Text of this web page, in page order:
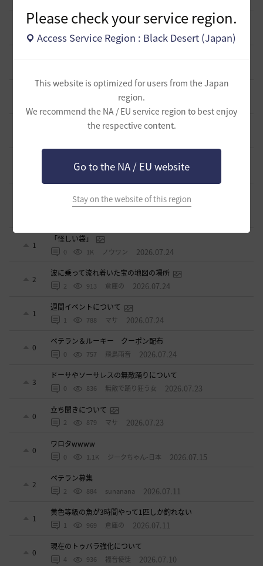
Please check your service region.
Access Service Region : Black Desert (Japan)
This website is optimized for users from the Japan
region.
We recommend the NA / EU service region to best enjoy
the respective content.
Go to the NA / EU website
Stay on the website of this region
そんなこと知ってらぁ…なこと？
0 286 ノウワン 1 日前
0
取引所の購入の仕方について
歩くマシュマロ-日本
エマ・バルタリの記録日誌 9～12章について
968 黒い砂漠 7 日前
【ギルド名声】2026ハイデル宴会スクショ【どうなる？】
（2026年ギルド名声アプデリンク追記）
1
「怪しい袋」
0 1K ノウワン 2026.07.24
2
波に乗って流れ着いた宝の地図の場所
2 913 倉庫の 2026.07.24
1
週間イベントについて
1 788 マサ 2026.07.24
0
ベテラン＆ルーキー クーポン配布
0 757 飛鳥雨音 2026.07.24
3
ドーサやソーサレスの無敵踊りについて
0 836 無敵で踊り狂う女 2026.07.23
0
立ち聞きについて
2 879 マサ 2026.07.23
0
ワロタwwww
0 1.1K ジークちゃん-日本 2026.07.15
2
ベテラン募集
2 884 sunanana 2026.07.11
1
黄色等級の魚が3時間やって1匹しか釣れない
1 969 倉庫の 2026.07.11
0
現在のトゥバラ強化について
4 936 福音使徒 2026.07.10